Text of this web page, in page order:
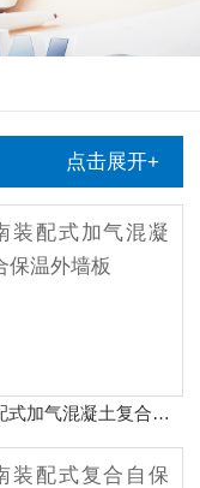
点击展开+
河南装配式加气混凝土复合保温外墙板